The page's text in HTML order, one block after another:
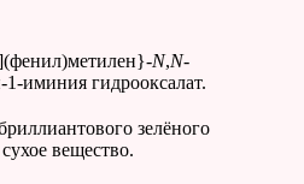
N,N-
иминия гидрооксалат.
зелёного
вещество.